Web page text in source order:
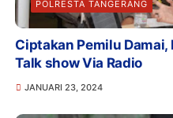
POLRESTA TANGERANG
Ciptakan Pemilu Damai,
Talk show Via Radio
JANUARI 23, 2024